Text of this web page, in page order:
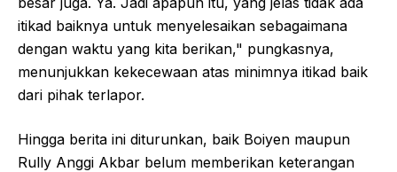
itikad baiknya untuk menyelesaikan sebagaimana
dengan waktu yang kita berikan," pungkasnya,
menunjukkan kekecewaan atas minimnya itikad baik
dari pihak terlapor.
Hingga berita ini diturunkan, baik Boiyen maupun
Rully Anggi Akbar belum memberikan keterangan